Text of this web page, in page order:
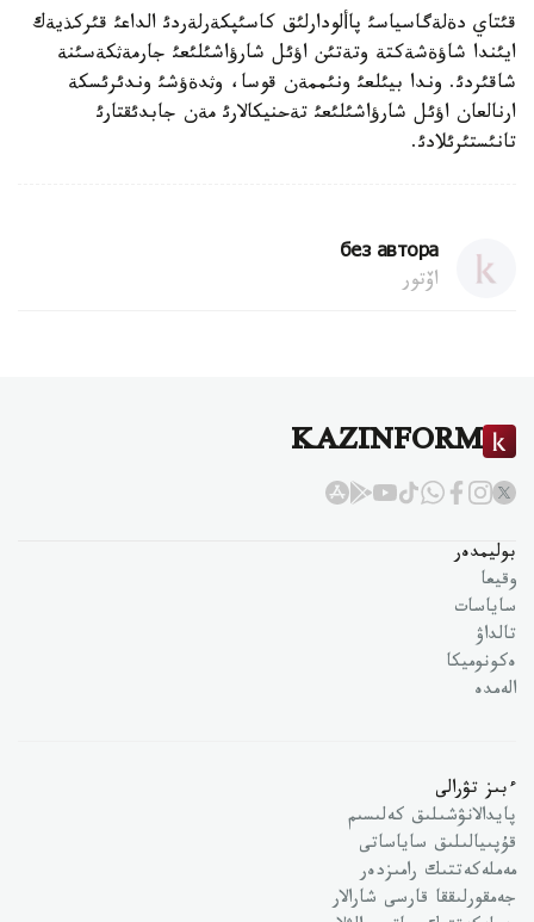
قئتاي دةلةگاسياسئ پاألودارلئق كاسئپكةرلةردئ الداعئ قئركذيةك
ايئندا شاؤةشةكتة وتةتئن اؤئل شارؤاشئلئعئ جارمةثكةسئنة
شاقئردئ. وندا بيئلعئ ونئممةن قوسا، وثدةؤشئ وندئرئسكة
ارنالعان اؤئل شارؤاشئلئعئ تةحنيكالارئ مةن جابدئقتارئ
تانئستئرئلادئ.
без автора
اۆتور
KAZINFORM
بوليمدەر
وقيعا
ساياسات
تالداۋ
ەكونوميكا
الەمدە
ءبىز تۋرالى
پايدالانۋشىلىق كەلىسىم
قۇپىيالىلىق ساياساتى
مەملەكەتتىك رامىزدەر
جەمقورلىققا قارسى شارالار